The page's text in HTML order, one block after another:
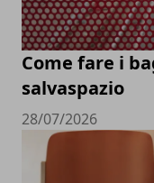
Come fare i
salvaspazio
28/07/2026